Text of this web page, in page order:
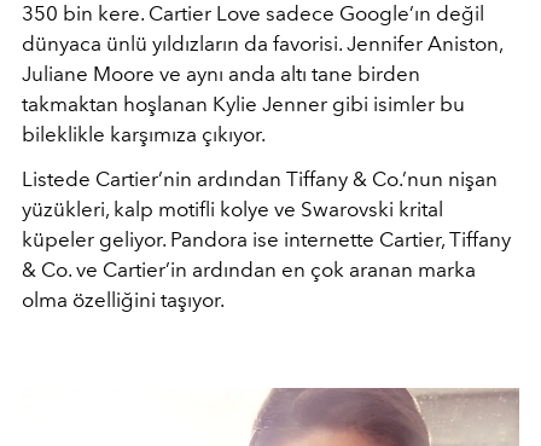
350 bin kere. Cartier Love sadece Google’ın değil
dünyaca ünlü yıldızların da favorisi. Jennifer Aniston,
Juliane Moore ve aynı anda altı tane birden
takmaktan hoşlanan Kylie Jenner gibi isimler bu
bileklikle karşımıza çıkıyor.
Listede Cartier’nin ardından Tiffany & Co.’nun nişan
yüzükleri, kalp motifli kolye ve Swarovski krital
küpeler geliyor. Pandora ise internette Cartier, Tiffany
& Co. ve Cartier’in ardından en çok aranan marka
olma özelliğini taşıyor.